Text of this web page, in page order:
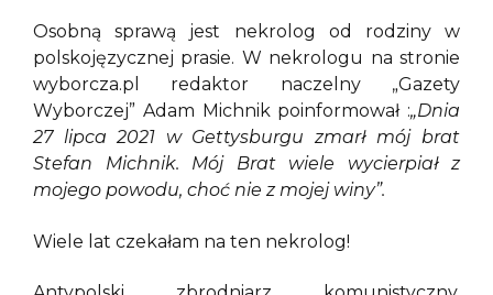
Osobną sprawą jest nekrolog od rodziny w
polskojęzycznej prasie. W nekrologu na stronie
wyborcza.pl redaktor naczelny „Gazety
Wyborczej” Adam Michnik poinformował :„Dnia
27 lipca 2021 w Gettysburgu zmarł mój brat
Stefan Michnik. Mój Brat wiele wycierpiał z
mojego powodu, choć nie z mojej winy”.
Wiele lat czekałam na ten nekrolog!